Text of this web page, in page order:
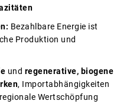
Bezahlbare Energie ist
Produktion und
und regenerative, biogene
, Importabhängigkeiten
Wertschöpfung